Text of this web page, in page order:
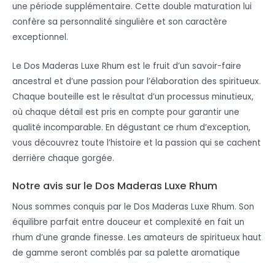
une période supplémentaire. Cette double maturation lui
confère sa personnalité singulière et son caractère
exceptionnel.
Le Dos Maderas Luxe Rhum est le fruit d’un savoir-faire
ancestral et d’une passion pour l’élaboration des spiritueux.
Chaque bouteille est le résultat d’un processus minutieux,
où chaque détail est pris en compte pour garantir une
qualité incomparable. En dégustant ce rhum d’exception,
vous découvrez toute l’histoire et la passion qui se cachent
derrière chaque gorgée.
Notre avis sur le Dos Maderas Luxe Rhum
Nous sommes conquis par le Dos Maderas Luxe Rhum. Son
équilibre parfait entre douceur et complexité en fait un
rhum d’une grande finesse. Les amateurs de spiritueux haut
de gamme seront comblés par sa palette aromatique